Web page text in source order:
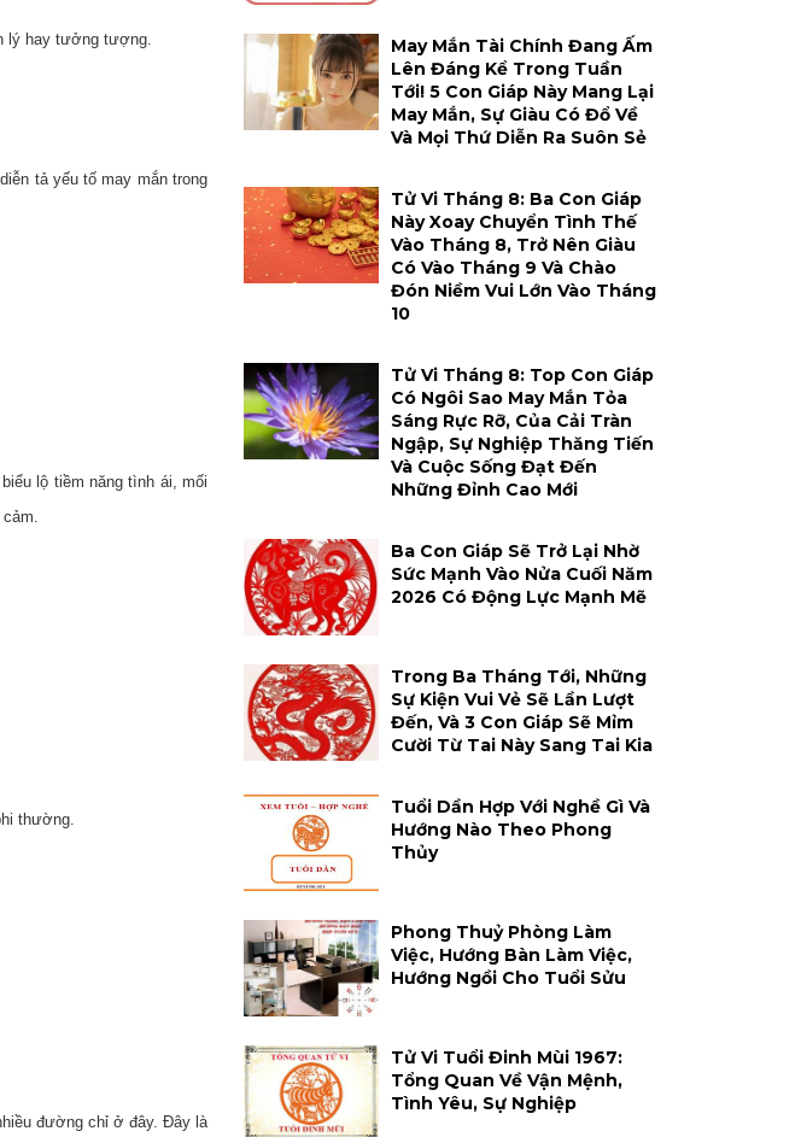
lý hay tưởng tượng.
tả yếu tố may mắn trong
lộ tiềm năng tình ái, mối
thường.
đường chỉ ở đây. Đây là
May Mắn Tài Chính Đang Ấm
Lên Đáng Kể Trong Tuần
Tới! 5 Con Giáp Này Mang Lại
May Mắn, Sự Giàu Có Đổ Về
Và Mọi Thứ Diễn Ra Suôn Sẻ
Tử Vi Tháng 8: Ba Con Giáp
Này Xoay Chuyển Tình Thế
Vào Tháng 8, Trở Nên Giàu
Có Vào Tháng 9 Và Chào
Đón Niềm Vui Lớn Vào Tháng
10
Tử Vi Tháng 8: Top Con Giáp
Có Ngôi Sao May Mắn Tỏa
Sáng Rực Rỡ, Của Cải Tràn
Ngập, Sự Nghiệp Thăng Tiến
Và Cuộc Sống Đạt Đến
Những Đỉnh Cao Mới
Ba Con Giáp Sẽ Trở Lại Nhờ
Sức Mạnh Vào Nửa Cuối Năm
2026 Có Động Lực Mạnh Mẽ
Trong Ba Tháng Tới, Những
Sự Kiện Vui Vẻ Sẽ Lần Lượt
Đến, Và 3 Con Giáp Sẽ Mỉm
Cười Từ Tai Này Sang Tai Kia
Tuổi Dần Hợp Với Nghề Gì Và
Hướng Nào Theo Phong
Thủy
Phong Thuỷ Phòng Làm
Việc, Hướng Bàn Làm Việc,
Hướng Ngồi Cho Tuổi Sửu
Tử Vi Tuổi Đinh Mùi 1967:
Tổng Quan Về Vận Mệnh,
Tình Yêu, Sự Nghiệp